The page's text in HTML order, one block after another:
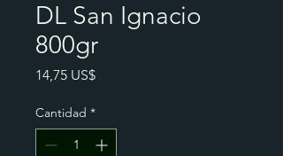
DL San Ignacio
800gr
14,75 US$Precio
Cantidad *